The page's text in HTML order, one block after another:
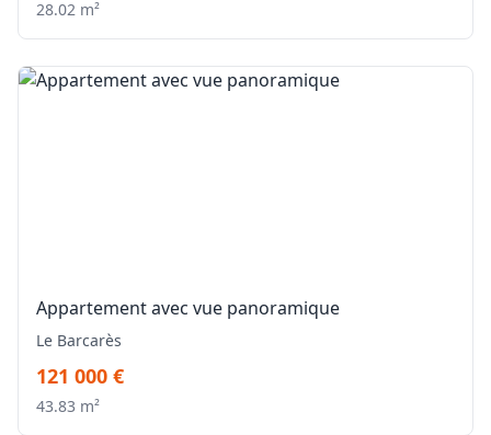
28.02 m²
Appartement avec vue panoramique
Le Barcarès
121 000 €
43.83 m²